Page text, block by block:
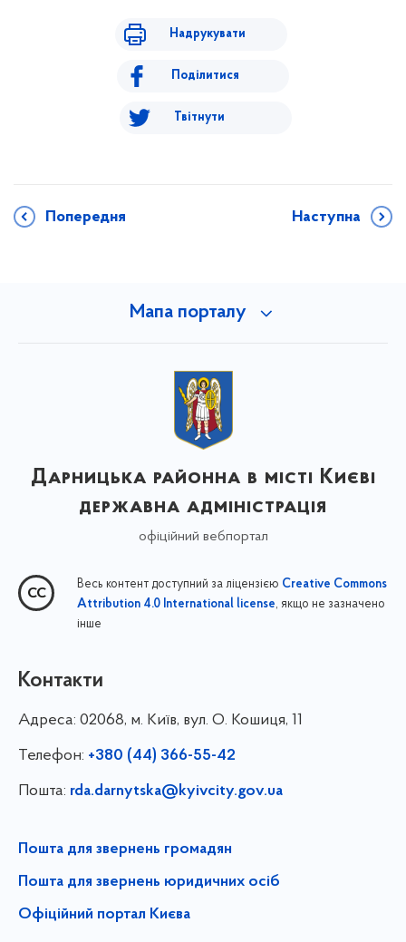
Надрукувати
Поділитися
Твітнути
Попередня Наступна
Мапа порталу
Дарницька районна в місті Києві
державна адміністрація
офіційний вебпортал
Весь контент доступний за ліцензією Creative Commons
Attribution 4.0 International license, якщо не зазначено
інше
Контакти
Адреса: 02068, м. Київ, вул. О. Кошиця, 11
Телефон: +380 (44) 366-55-42
Пошта: rda.darnytska@kyivcity.gov.ua
Пошта для звернень громадян
Пошта для звернень юридичних осіб
Офіційний портал Києва